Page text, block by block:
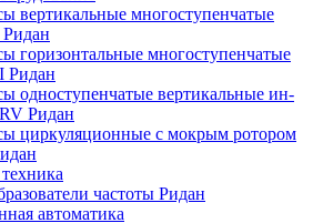
вертикальные многоступенчатые
горизонтальные многоступенчатые
Ридан
одноступенчатые вертикальные ин-
Ридан
циркуляционные с мокрым ротором
частоты Ридан
автоматика